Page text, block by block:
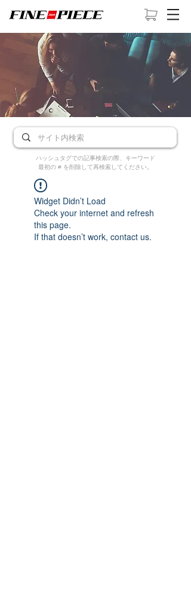
ハッシュタグでの記事検索の際、キーワード
最初の # を削除して再検索してください。
Widget Didn’t Load
Check your internet and refresh
this page.
If that doesn’t work, contact us.